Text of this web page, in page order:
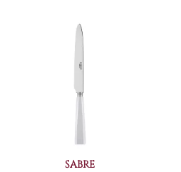
SABRE